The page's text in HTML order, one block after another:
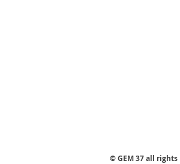
© GEM 37 all rights